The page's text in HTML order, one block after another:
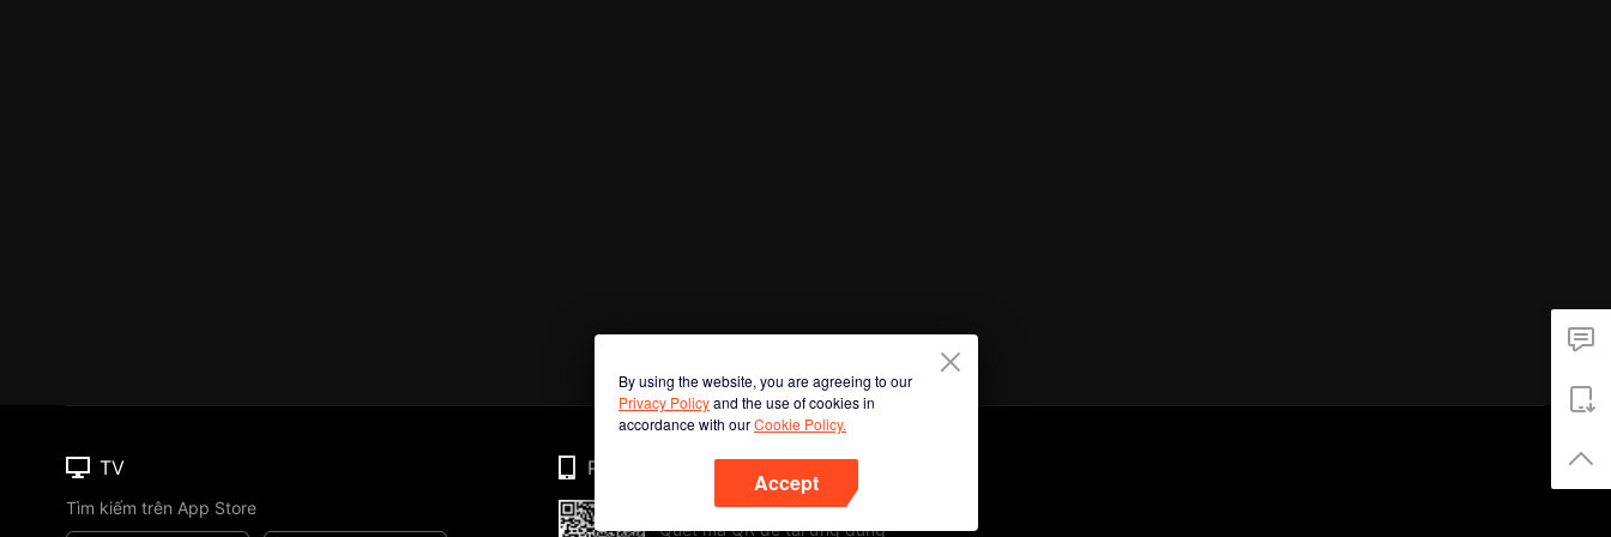
By using the website, you are agreeing to our
Privacy Policyand the use of cookies in
accordance with ourCookie Policy.
Accept
TV
Tìm kiếm trên App Store
Phone
Quét mã QR để tải ứng dụng